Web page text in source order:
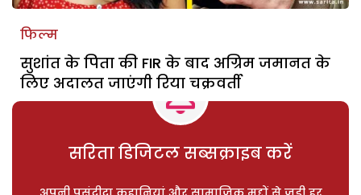
फिल्म
सुशांत के पिता की FIR के बाद अग्रिम जमानत के
लिए अदालत जाएंगी रिया चक्रवर्ती
सरिता डिजिटल सब्सक्राइब करें